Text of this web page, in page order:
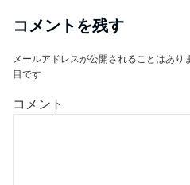
コメントを残す
メールアドレスが公開されることはあり
目です
コメント